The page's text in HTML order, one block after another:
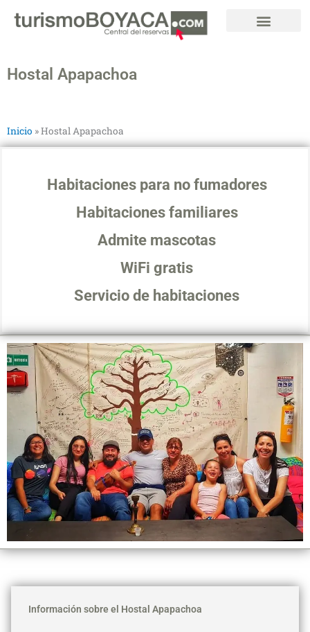
Hostal Apapachoa
Inicio »Hostal Apapachoa
Habitaciones para no fumadores
Habitaciones familiares
Admite mascotas
WiFi gratis
Servicio de habitaciones
Información sobre el Hostal Apapachoa